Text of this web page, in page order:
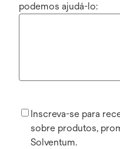
podemos ajudá-lo:
Inscreva-se para
sobre produtos,
Solventum.